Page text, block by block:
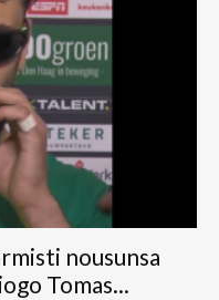
nousunsa
Tomas...